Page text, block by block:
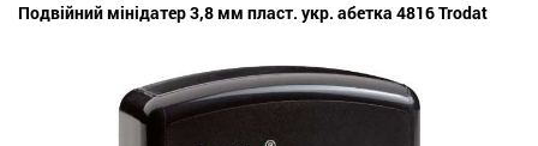
Подвійний мінідатер 3,8 мм пласт. укр. абетка 4816 Trodat